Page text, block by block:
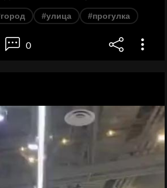
#улица #прогулка
0